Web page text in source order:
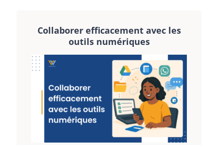
Collaborer efficacement avec les
outils numériques